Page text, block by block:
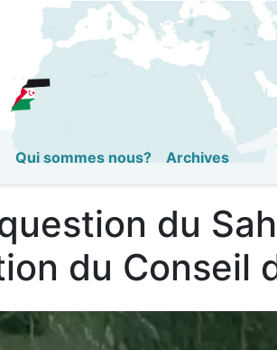
Aller
au
contenu
Qui sommes nous? Archives
du
du Conseil